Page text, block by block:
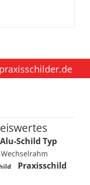
Alu-Schild Typ
Praxisschild